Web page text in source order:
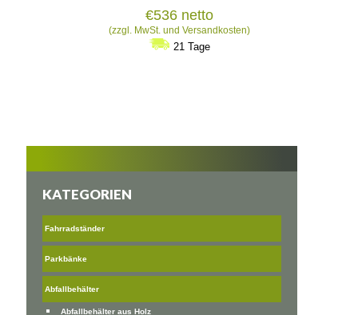
€536 netto
(zzgl. MwSt. und Versandkosten)
21 Tage
KATEGORIEN
Fahrradständer
Parkbänke
Abfallbehälter
Abfallbehälter aus Holz